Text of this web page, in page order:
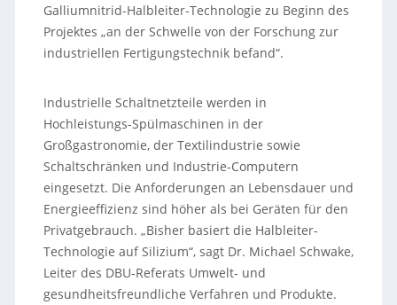
Galliumnitrid-Halbleiter-Technologie zu Beginn des
Projektes „an der Schwelle von der Forschung zur
industriellen Fertigungstechnik befand“.
Industrielle Schaltnetzteile werden in
Hochleistungs-Spülmaschinen in der
Großgastronomie, der Textilindustrie sowie
Schaltschränken und Industrie-Computern
eingesetzt. Die Anforderungen an Lebensdauer und
Energieeffizienz sind höher als bei Geräten für den
Privatgebrauch. „Bisher basiert die Halbleiter-
Technologie auf Silizium“, sagt Dr. Michael Schwake,
Leiter des DBU-Referats Umwelt- und
gesundheitsfreundliche Verfahren und Produkte.